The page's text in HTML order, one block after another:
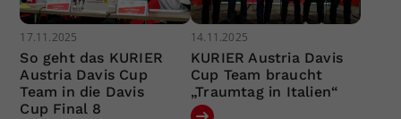
17.11.2025
So geht das KURIER
Austria Davis Cup
Team in die Davis
Cup Final 8
14.11.2025
KURIER Austria Davis
Cup Team braucht
„Traumtag in Italien“